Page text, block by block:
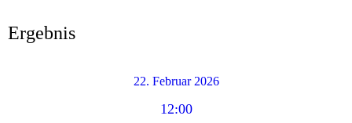
Ergebnis
22. Februar 2026
12:00